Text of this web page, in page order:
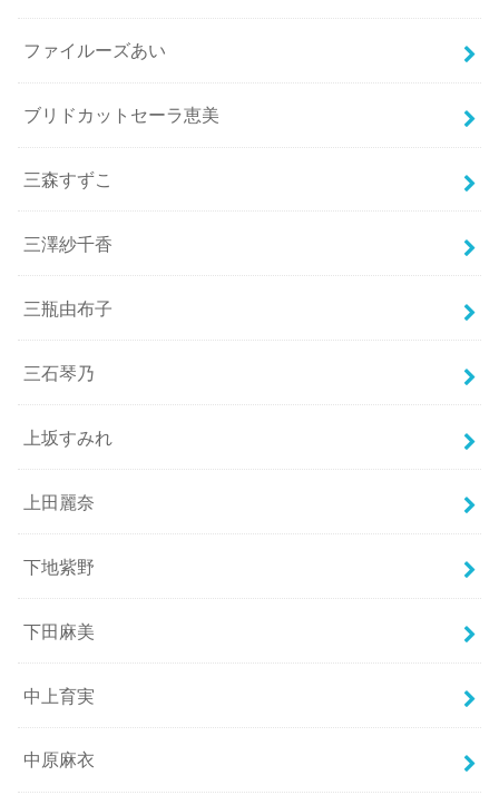
ファイルーズあい
ブリドカットセーラ恵美
三森すずこ
三澤紗千香
三瓶由布子
三石琴乃
上坂すみれ
上田麗奈
下地紫野
下田麻美
中上育実
中原麻衣